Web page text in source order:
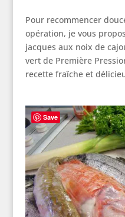
Pour recommencer
opération, je vous
jacques aux noix de
vert de Première
recette fraîche et
Save